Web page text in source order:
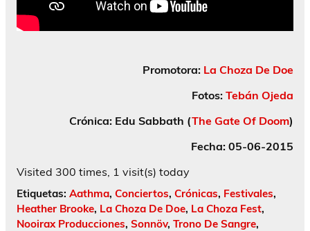
Promotora: La Choza De Doe
Fotos: Tebán Ojeda
Crónica: Edu Sabbath (The Gate Of Doom)
Fecha: 05-06-2015
Visited 300 times, 1 visit(s) today
Etiquetas: Aathma, Conciertos, Crónicas, Festivales,
Heather Brooke, La Choza De Doe, La Choza Fest,
Nooirax Producciones, Sonnöv, Trono De Sangre,